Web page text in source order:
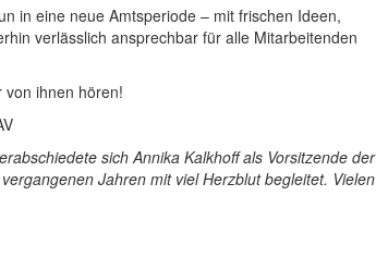
in eine neue Amtsperiode – mit frischen Ideen,
verlässlich ansprechbar für alle Mitarbeitenden
ihnen hören!
sich Annika Kalkhoff als Vorsitzende der
Jahren mit viel Herzblut begleitet. Vielen